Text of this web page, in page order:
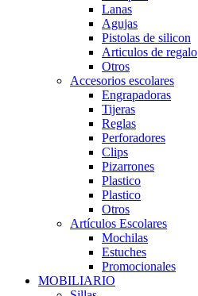
Lanas
Agujas
Pistolas de silicon
Articulos de regalo
Otros
Accesorios escolares
Engrapadoras
Tijeras
Reglas
Perforadores
Clips
Pizarrones
Plastico
Plastico
Otros
Artículos Escolares
Mochilas
Estuches
Promocionales
MOBILIARIO